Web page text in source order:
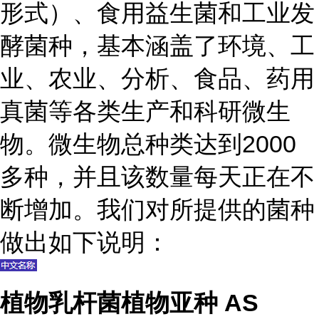
形式）、食用益生菌和工业发
酵菌种，基本涵盖了环境、工
业、农业、分析、食品、药用
真菌等各类生产和科研微生
物。微生物总种类达到2000
多种，并且该数量每天正在不
断增加。我们对所提供的菌种
做出如下说明：
植物乳杆菌植物亚种 AS